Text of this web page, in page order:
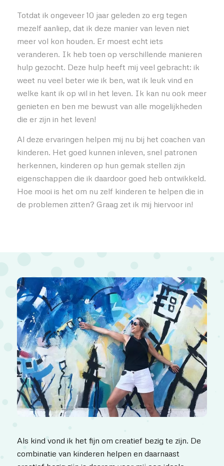
Totdat ik ongeveer 10 jaar geleden zo erg tegen
mezelf aanliep, dat ik deze manier van leven niet
meer vol kon houden. Er moest echt iets
veranderen. Ik heb toen op verschillende manieren
hulp gezocht. Deze hulp heeft mij veel gebracht: ik
weet nu veel beter wie ik ben, wat ik leuk vind en
welke kant ik op wil in het leven. Ik kan nu ook meer
genieten en ben me bewust van alle mogelijkheden
die er zijn in het leven!
Al deze ervaringen helpen mij nu bij het coachen van
kinderen. Het goed kunnen inleven, snel patronen
herkennen, kinderen op hun gemak stellen zijn
eigenschappen die ik daardoor goed heb ontwikkeld.
Hoe mooi is het om nu zelf kinderen te helpen die in
de problemen zitten? Graag zet ik mij hiervoor in!
Als kind vond ik het fijn om creatief bezig te zijn. De
combinatie van kinderen helpen en daarnaast